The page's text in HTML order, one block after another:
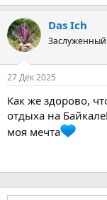
Das Ich
27 Дек 2025
Как же здорово,
отдыха на
моя мечта